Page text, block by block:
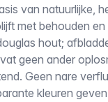
van natuurlijke,
met behouden
hout;
geen ander
Geen nare
kleuren